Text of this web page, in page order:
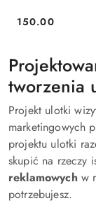
Cena:
150.00
tworzenia
Projekt ulotki
marketingowych
projektu ulotki
skupić na rzeczy
reklamowych w
potrzebujesz.